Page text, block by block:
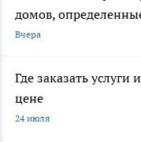
домов,
Вчера
Где заказать
цене
24 июля